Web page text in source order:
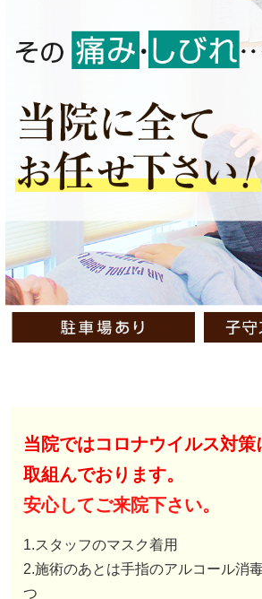
当院ではコロナウイルス対策
取組んでおります。
安心してご来院下さい。
1.スタッフのマスク着用
2.施術のあとは手指のアルコール消
つ